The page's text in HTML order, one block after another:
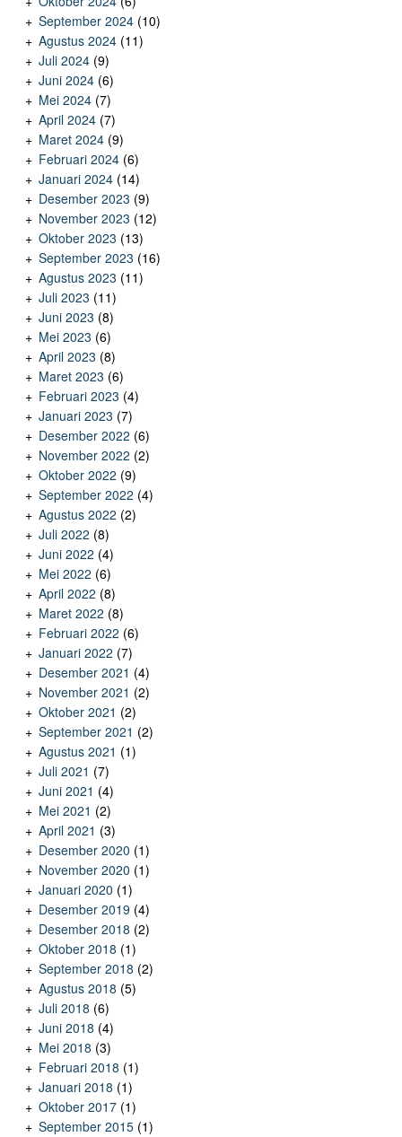
September 2024(10)
Agustus 2024(11)
Juli 2024(9)
Juni 2024(6)
Mei 2024(7)
April 2024(7)
Maret 2024(9)
Februari 2024(6)
Januari 2024(14)
Desember 2023 (9)
November 2023 (12)
Oktober 2023 (13)
September 2023 (16)
Agustus 2023 (11)
Juli 2023 (11)
Juni 2023 (8)
Mei 2023 (6)
April 2023 (8)
Maret 2023 (6)
Februari 2023 (4)
Januari 2023 (7)
Desember 2022 (6)
November 2022 (2)
Oktober 2022 (9)
September 2022 (4)
Agustus 2022 (2)
Juli 2022 (8)
Juni 2022 (4)
Mei 2022 (6)
April 2022 (8)
Maret 2022 (8)
Februari 2022 (6)
Januari 2022 (7)
Desember 2021 (4)
November 2021 (2)
Oktober 2021 (2)
September 2021 (2)
Agustus 2021 (1)
Juli 2021 (7)
Juni 2021 (4)
Mei 2021 (2)
April 2021 (3)
Desember 2020 (1)
November 2020 (1)
Januari 2020 (1)
Desember 2019 (4)
Desember 2018 (2)
Oktober 2018 (1)
September 2018 (2)
Agustus 2018 (5)
Juli 2018 (6)
Juni 2018 (4)
Mei 2018 (3)
Februari 2018 (1)
Januari 2018 (1)
Oktober 2017(1)
September 2015(1)